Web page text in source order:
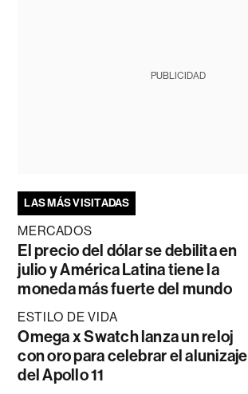
PUBLICIDAD
LAS MÁS VISITADAS
MERCADOS
El precio del dólar se debilita en
julio y América Latina tiene la
moneda más fuerte del mundo
ESTILO DE VIDA
Omega x Swatch lanza un reloj
con oro para celebrar el alunizaje
del Apollo 11